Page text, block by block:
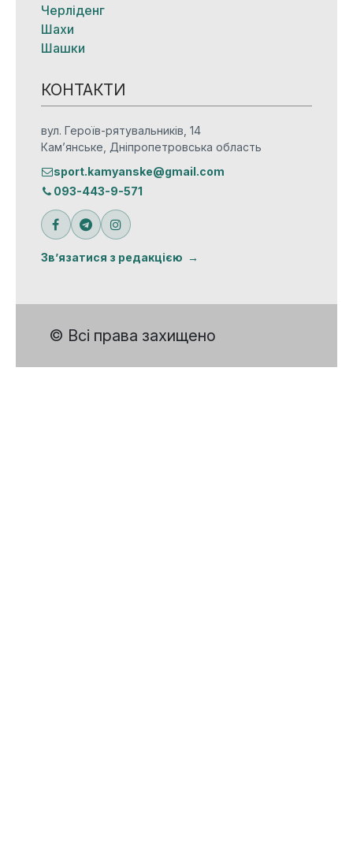
Черліденг
Шахи
Шашки
КОНТАКТИ
вул. Героїв-рятувальників, 14
Кам’янське, Дніпропетровська область
sport.kamyanske@gmail.com
093-443-9-571
Зв’язатися з редакцією
© Всі права захищено